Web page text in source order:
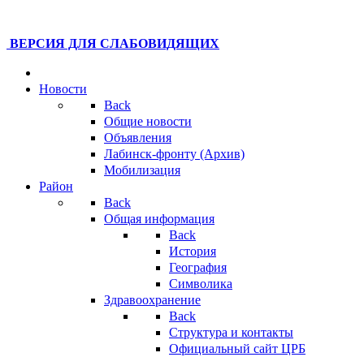
ВЕРСИЯ ДЛЯ СЛАБОВИДЯЩИХ
Новости
Back
Общие новости
Объявления
Лабинск-фронту (Архив)
Мобилизация
Район
Back
Общая информация
Back
История
География
Символика
Здравоохранение
Back
Структура и контакты
Официальный сайт ЦРБ